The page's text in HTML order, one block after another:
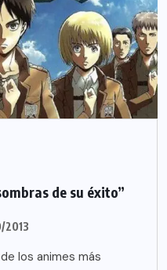
de su éxito”
2013
los animes más